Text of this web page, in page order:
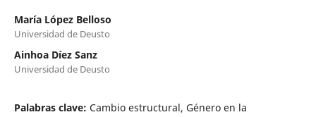
María López Belloso
Universidad de Deusto
Ainhoa Díez Sanz
Universidad de Deusto
Palabras clave: Cambio estructural, Género en la